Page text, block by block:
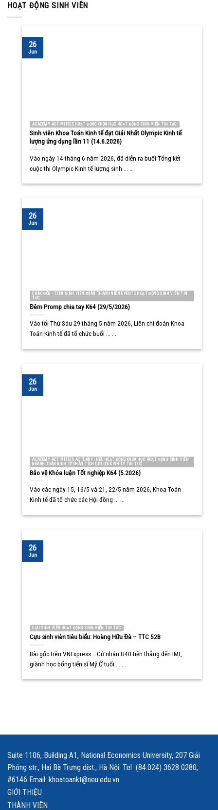
HOẠT ĐỘNG SINH VIÊN
ACADEMY ACTIVITIES HOẠT ĐỘNG KHOA HỌC HOẠT ĐỘNG SINH VIÊN TIN TỨC
Sinh viên Khoa Toán Kinh tế đạt Giải Nhất Olympic Kinh tế
lượng ứng dụng lần 11 (14.6.2026)
Vào ngày 14 tháng 6 năm 2026, đã diễn ra buổi Tổng kết
cuộc thi Olympic Kinh tế lượng sinh ... ...
26
Jun
CHÀO ĐÓN - TIỄN SINH VIÊN ĐOÀN THANH NIÊN EVENTS HOẠT ĐỘNG SINH VIÊN TIN
TỨC
Đêm Promp chia tay K64 (29/5/2026)
Vào tối Thứ Sáu 29 tháng 5 năm 2026, Liên chi đoàn Khoa
Toán Kinh tế đã tổ chức buổi ... ...
26
Jun
ACADEMY ACTIVITIES ACTUARY - NEU HOẠT ĐỘNG KHOA HỌC HOẠT ĐỘNG SINH VIÊN
NGÀNH TOÁN KINH TẾ PHÂN TÍCH DỮ LIỆU KINH TẾ TIN TỨC
Bảo vệ Khóa luận Tốt nghiệp K64 (5.2026)
Vào các ngày 15, 16/5 và 21, 22/5 năm 2026, Khoa Toán
Kinh tế đã tổ chức các Hội đồng ... ...
26
Jun
CỰU SINH VIÊN HOẠT ĐỘNG SINH VIÊN TIN TỨC
Cựu sinh viên tiêu biểu: Hoàng Hữu Đà – TTC 52B
Bài gốc trên VNExpress: : Cử nhân U40 tiến thẳng đến IMF,
giành học bổng tiến sĩ Mỹ Ở tuổi ... ...
26
Jun
Suite 1106, Building A1, National Economics University, 207 Giải
Phóng str., Hai Bà Trưng dist., Hà Nội. Tel (84.024) 3628 0280,
#6146 Email: khoatoankt@neu.edu.vn
GIỚI THIỆU
THÀNH VIÊN